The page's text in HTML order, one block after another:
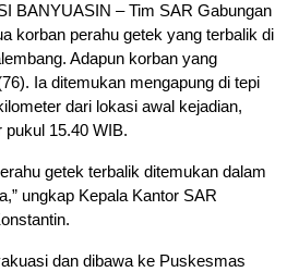
BANYUASIN – Tim SAR Gabungan
korban perahu getek yang terbalik di
Adapun korban yang
Ia ditemukan mengapung di tepi
dari lokasi awal kejadian,
pukul 15.40 WIB.
getek terbalik ditemukan dalam
ungkap Kepala Kantor SAR
dan dibawa ke Puskesmas